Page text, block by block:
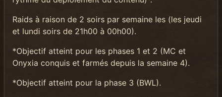
Raids à raison de 2 soirs par semaine les (les jeudi
et lundi soirs de 21h00 à 00h00).
*Objectif atteint pour les phases 1 et 2 (MC et
Onyxia conquis et farmés depuis la semaine 4).
*Objectif atteint pour la phase 3 (BWL).